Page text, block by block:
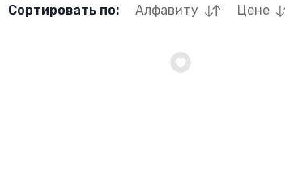
Сортировать по: Алфавиту Цене